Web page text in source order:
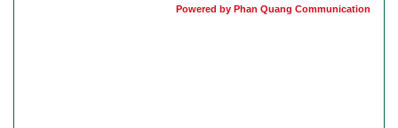
Powered by Phan Quang Communication